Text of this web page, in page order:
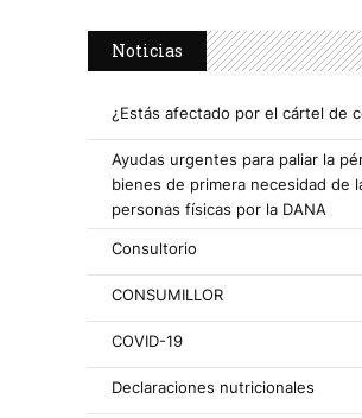
Noticias
¿Estás afectado por el cártel de
Ayudas urgentes para paliar la
bienes de primera necesidad de
personas físicas por la DANA
Consultorio
CONSUMILLOR
COVID-19
Declaraciones nutricionales